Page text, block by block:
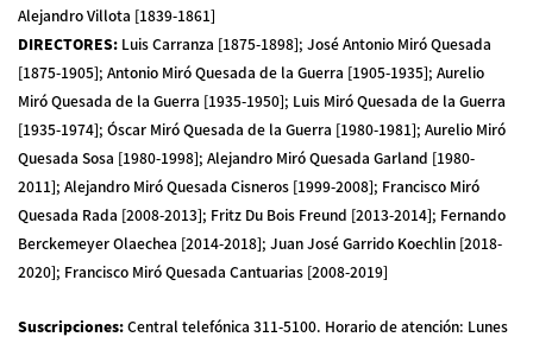
Alejandro Villota [1839-1861]
DIRECTORES: Luis Carranza [1875-1898]; José Antonio Miró Quesada
[1875-1905]; Antonio Miró Quesada de la Guerra [1905-1935]; Aurelio
Miró Quesada de la Guerra [1935-1950]; Luis Miró Quesada de la Guerra
[1935-1974]; Óscar Miró Quesada de la Guerra [1980-1981]; Aurelio Miró
Quesada Sosa [1980-1998]; Alejandro Miró Quesada Garland [1980-
2011]; Alejandro Miró Quesada Cisneros [1999-2008]; Francisco Miró
Quesada Rada [2008-2013]; Fritz Du Bois Freund [2013-2014]; Fernando
Berckemeyer Olaechea [2014-2018]; Juan José Garrido Koechlin [2018-
2020]; Francisco Miró Quesada Cantuarias [2008-2019]
Suscripciones:Central telefónica 311-5100. Horario de atención: Lunes